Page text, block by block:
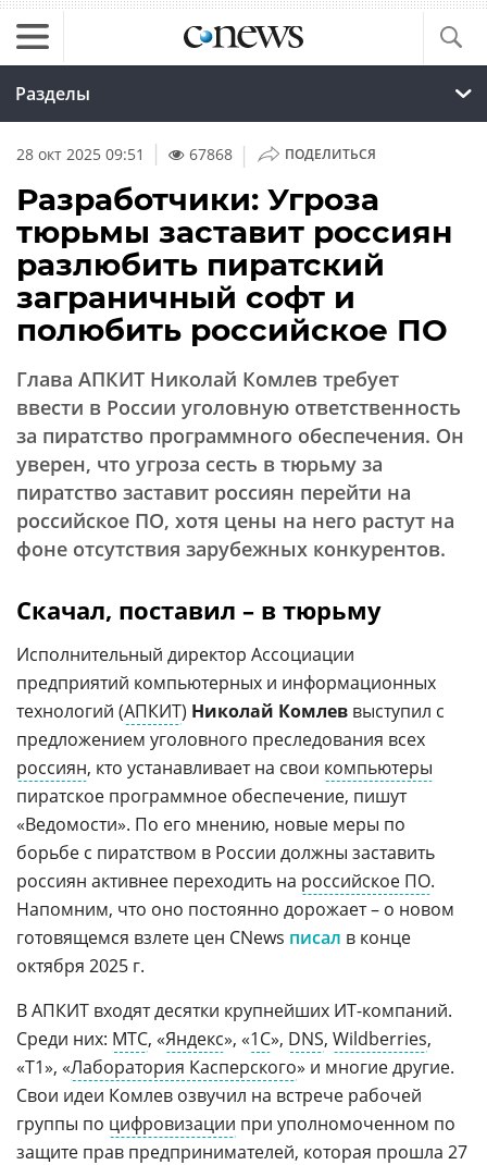
Разделы
28 окт 2025 09:51 67868 | ПОДЕЛИТЬСЯ
Разработчики: Угроза
тюрьмы заставит россиян
разлюбить пиратский
заграничный софт и
полюбить российское ПО
Глава АПКИТ Николай Комлев требует
ввести в России уголовную ответственность
за пиратство программного обеспечения. Он
уверен, что угроза сесть в тюрьму за
пиратство заставит россиян перейти на
российское ПО, хотя цены на него растут на
фоне отсутствия зарубежных конкурентов.
Скачал, поставил – в тюрьму
Исполнительный директор Ассоциации
предприятий компьютерных и информационных
технологий (АПКИТ) Николай Комлев выступил с
предложением уголовного преследования всех
россиян, кто устанавливает на свои компьютеры
пиратское программное обеспечение, пишут
«Ведомости». По его мнению, новые меры по
борьбе с пиратством в России должны заставить
россиян активнее переходить на российское ПО.
Напомним, что оно постоянно дорожает – о новом
готовящемся взлете цен CNews писал в конце
октября 2025 г.
В АПКИТ входят десятки крупнейших ИТ-компаний.
Среди них: МТС, «Яндекс», «1С», DNS, Wildberries,
«Т1», «Лаборатория Касперского» и многие другие.
Свои идеи Комлев озвучил на встрече рабочей
группы по цифровизации при уполномоченном по
защите прав предпринимателей, которая прошла 27